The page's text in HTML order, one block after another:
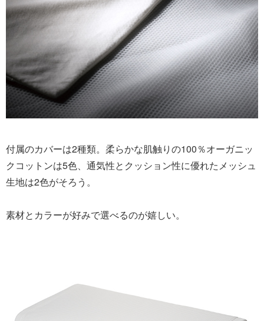
付属のカバーは2種類。柔らかな肌触りの100％オーガニッ
クコットンは5色、通気性とクッション性に優れたメッシュ
生地は2色がそろう。
素材とカラーが好みで選べるのが嬉しい。